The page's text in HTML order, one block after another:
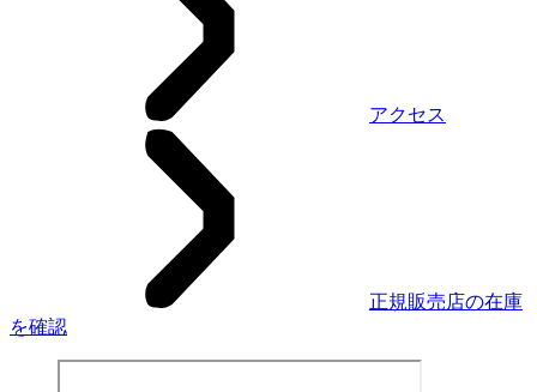
アクセス
正規販売店の在庫
を確認